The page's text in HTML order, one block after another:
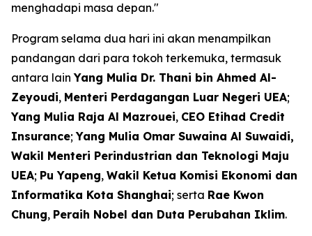
menghadapi masa depan."
Program selama dua hari ini akan menampilkan
pandangan dari para tokoh terkemuka, termasuk
antara lainYang Mulia Dr. Thani bin Ahmed Al-
Zeyoudi, Menteri Perdagangan Luar Negeri UEA;
Yang Mulia Raja Al Mazrouei, CEO Etihad Credit
Insurance;Yang Mulia Omar Suwaina Al Suwaidi,
Wakil Menteri Perindustrian dan Teknologi Maju
UEA; Pu Yapeng, Wakil Ketua Komisi Ekonomi dan
Informatika Kota Shanghai; serta Rae Kwon
Chung, Peraih Nobel dan Duta Perubahan Iklim.